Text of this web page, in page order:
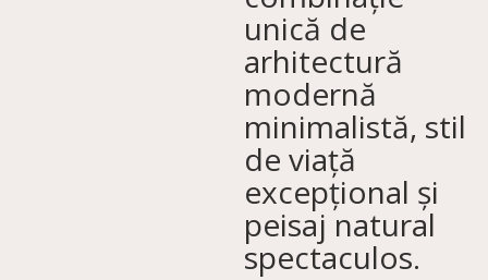
unică de
arhitectură
modernă
minimalistă, stil
de viață
excepțional și
peisaj natural
spectaculos.